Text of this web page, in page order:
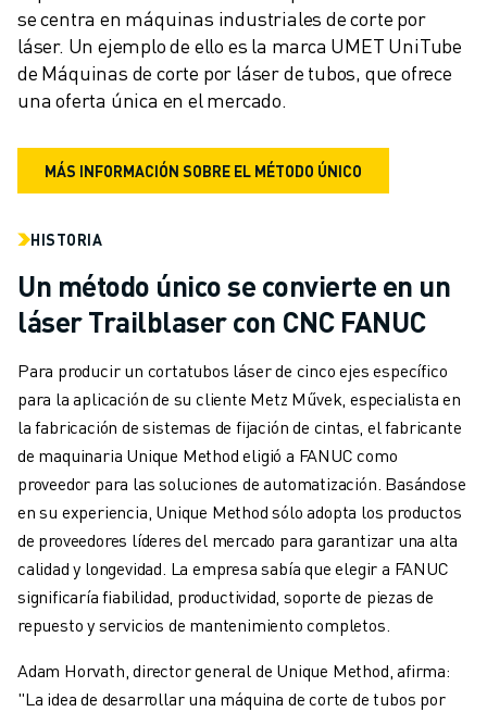
se centra en máquinas industriales de corte por
láser. Un ejemplo de ello es la marca UMET UniTube
de Máquinas de corte por láser de tubos, que ofrece
una oferta única en el mercado.
MÁS INFORMACIÓN SOBRE EL MÉTODO ÚNICO
HISTORIA
Un método único se convierte en un
láser Trailblaser con CNC FANUC
Para producir un cortatubos láser de cinco ejes específico
para la aplicación de su cliente Metz Művek, especialista en
la fabricación de sistemas de fijación de cintas, el fabricante
de maquinaria Unique Method eligió a FANUC como
proveedor para las soluciones de automatización. Basándose
en su experiencia, Unique Method sólo adopta los productos
de proveedores líderes del mercado para garantizar una alta
calidad y longevidad. La empresa sabía que elegir a FANUC
significaría fiabilidad, productividad, soporte de piezas de
repuesto y servicios de mantenimiento completos.
Adam Horvath, director general de Unique Method, afirma:
"La idea de desarrollar una máquina de corte de tubos por